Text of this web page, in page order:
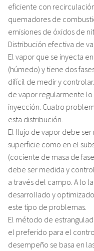
eficiente con
quemadores de
emisiones de óxidos de
Distribución efectiva de
El vapor que se inyecta
(húmedo) y tiene dos
difícil de medir y
de vapor regularmente lo
inyección. Cuatro
esta distribución.
El flujo de vapor debe
superficie como en el
(cociente de masa de
debe ser medida y
a través del campo. A lo
desarrollado y
este tipo de problemas.
El método de
el preferido para el
desempeño se basa en